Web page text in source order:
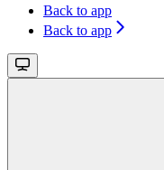
Back to app
Back to app